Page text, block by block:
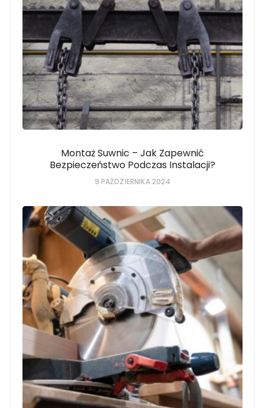
Montaż Suwnic – Jak Zapewnić
Bezpieczeństwo Podczas Instalacji?
9 PAŹDZIERNIKA 2024